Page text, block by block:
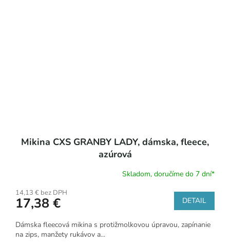
Mikina CXS GRANBY LADY, dámska, fleece,
azúrová
Skladom, doručíme do 7 dní*
14,13 € bez DPH
17,38 € DETAIL
Dámska fleecová mikina s protižmolkovou úpravou, zapínanie
na zips, manžety rukávov a...